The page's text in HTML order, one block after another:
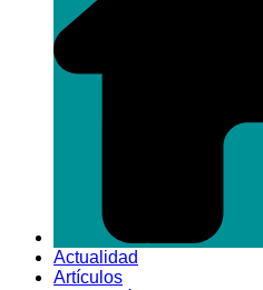
Actualidad
Artículos